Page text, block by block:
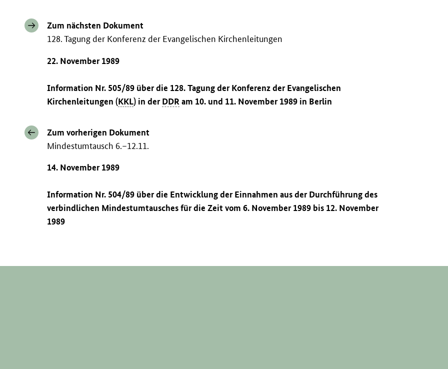
Zum nächsten Dokument
128. Tagung der Konferenz der Evangelischen Kirchenleitungen
22. November 1989
Information Nr. 505/89 über die 128. Tagung der Konferenz der Evangelischen
Kirchenleitungen (KKL) in derDDR am 10. und 11. November 1989 in Berlin
Zum vorherigen Dokument
Mindestumtausch 6.–12.11.
14. November 1989
Information Nr. 504/89 über die Entwicklung der Einnahmen aus der Durchführung des
verbindlichen Mindestumtausches für die Zeit vom 6. November 1989 bis 12. November
1989